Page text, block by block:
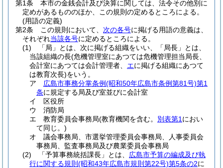
第1条
本市の金銭会計及び決算に関しては、法令その他別に
定めがあるもののほか、この規則の定めるところによる。
(用語の定義)
第2条
この規則において、 次の各号に掲げる用語の意義は、
それぞれ当該各号に定めるところによる。
(1)
「局」とは、次に掲げる組織をいい、「局長」とは、
当該組織の長(危機管理室にあつては危機管理担当局長、
会計室にあつては会計管理者、 エに掲げる組織にあつて
は教育次長)をいう。
ア
広島市事務分掌条例(昭和50年広島市条例第81号)第1
条に規定する局及び室並びに会計室
イ
区役所
ウ
消防局
エ
教育委員会事務局(教育機関を含む。 別表第1 におい
て同じ。)
オ
議会事務局、市選挙管理委員会事務局、人事委員会
事務局、監査事務局及び農業委員会事務局
(2)
「予算事務統括課長」とは、 広島市予算の編成及び執
行に関する規則 (昭和43年広島市規則第22号)第5条の2に